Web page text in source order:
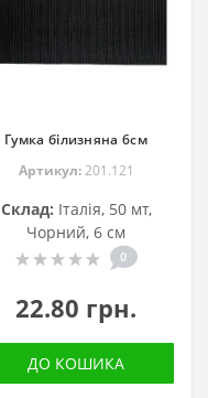
Гумка білизняна 6см
Артикул:201.121
Склад: Італія, 50 мт,
Чорний, 6 см
0
22.80 грн.
ДО КОШИКА